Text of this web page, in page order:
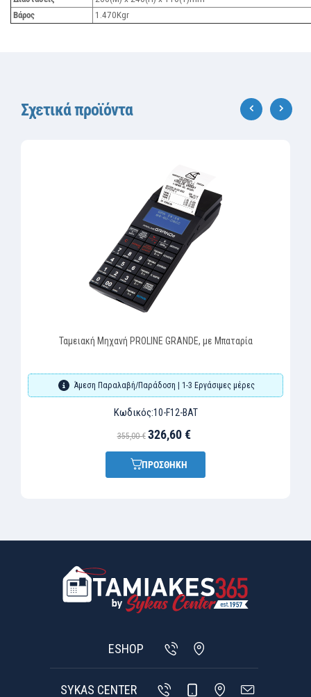
Βάρος
1.470Kgr
Σχετικά προϊόντα
Ταμειακή Μηχανή PROLINE GRANDE, με Μπαταρία
Άμεση Παραλαβή/Παράδοση | 1-3 Εργάσιμες μέρες
Κωδικός:10-F12-BAT
355,00 € 326,60 €
ΠΡΟΣΘΗΚΗ
ESHOP
SYKAS CENTER